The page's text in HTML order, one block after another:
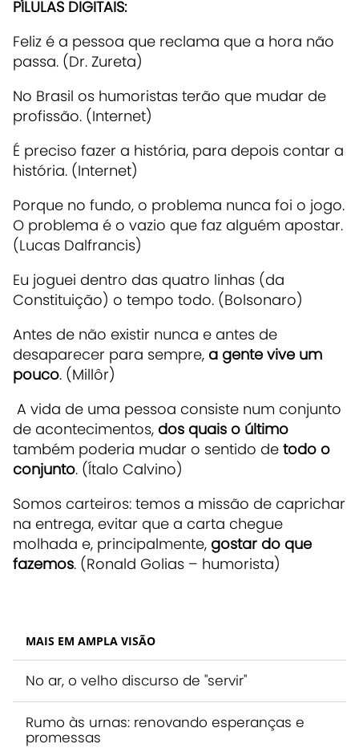
PÍLULAS DIGITAIS:
Feliz é a pessoa que reclama que a hora não
passa. (Dr. Zureta)
No Brasil os humoristas terão que mudar de
profissão. (Internet)
É preciso fazer a história, para depois contar a
história. (Internet)
Porque no fundo, o problema nunca foi o jogo.
O problema é o vazio que faz alguém apostar.
(Lucas Dalfrancis)
Eu joguei dentro das quatro linhas (da
Constituição) o tempo todo. (Bolsonaro)
Antes de não existir nunca e antes de
desaparecer para sempre, a gente vive um
pouco. (Millôr)
A vida de uma pessoa consiste num conjunto
de acontecimentos, dos quais o último
também poderia mudar o sentido de todo o
conjunto. (Ítalo Calvino)
Somos carteiros: temos a missão de caprichar
na entrega, evitar que a carta chegue
molhada e, principalmente, gostar do que
fazemos. (Ronald Golias – humorista)
MAIS EM AMPLA VISÃO
No ar, o velho discurso de "servir"
Rumo às urnas: renovando esperanças e
promessas